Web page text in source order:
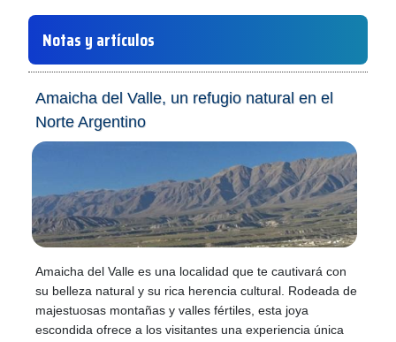
Notas y artículos
Amaicha del Valle, un refugio natural en el
Norte Argentino
Amaicha del Valle es una localidad que te cautivará con
su belleza natural y su rica herencia cultural. Rodeada de
majestuosas montañas y valles fértiles, esta joya
escondida ofrece a los visitantes una experiencia única